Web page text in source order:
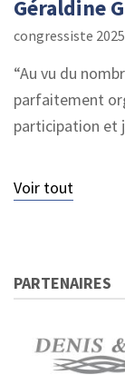
Géraldine G
congressiste 2025
Au vu du
parfaitement
participation et
Voir tout
PARTENAIRES